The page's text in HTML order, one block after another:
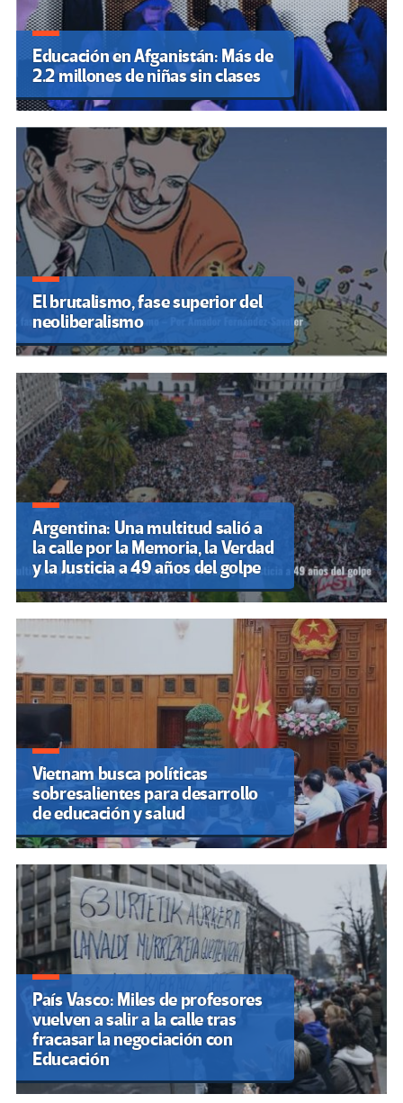
Educación en Afganistán: Más de
2.2 millones de niñas sin clases
El brutalismo, fase superior del
neoliberalismo
Argentina: Una multitud salió a
la calle por la Memoria, la Verdad
y la Justicia a 49 años del golpe
Vietnam busca políticas
sobresalientes para desarrollo
de educación y salud
País Vasco: Miles de profesores
vuelven a salir a la calle tras
fracasar la negociación con
Educación